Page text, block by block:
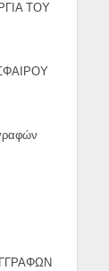
ΤΟΥ